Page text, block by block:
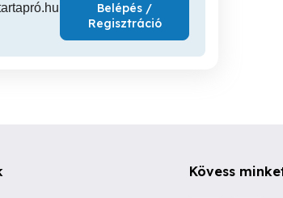
Belépés /
Regisztráció
Kövess